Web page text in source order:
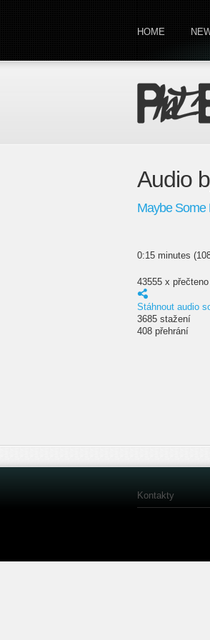
HOME
Audio
Maybe Some
0:15 minutes
43555 x přečteno
Stáhnout audio
3685 stažení
408 přehrání
Kontakty